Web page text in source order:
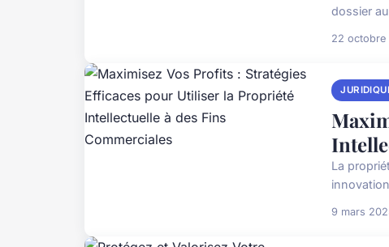
dossier
22 octobre
La
9 mars